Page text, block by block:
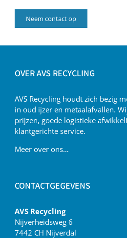
Neem contact op
OVER AVS RECYCLING
AVS Recycling houdt zich bezig
in oud ijzer en metaalafvallen.
prijzen, goede logistieke
klantgerichte service.
Meer over ons…
CONTACTGEGEVENS
AVS Recycling
Nijverheidsweg 6
7442 CH Nijverdal